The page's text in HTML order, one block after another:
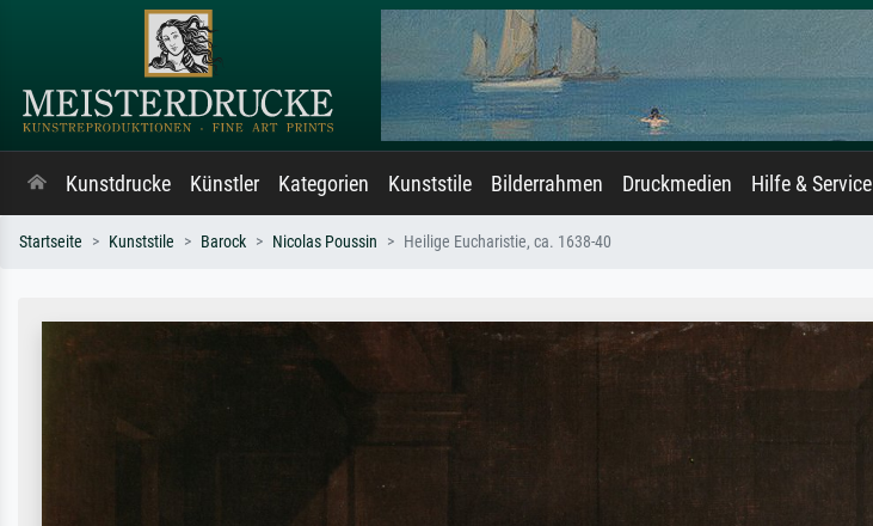
Kunstdrucke Künstler Kategorien Kunststile Bilderrahmen Druckmedien Hilfe & Service
Startseite Kunststile Barock Nicolas Poussin Heilige Eucharistie, ca. 1638-40